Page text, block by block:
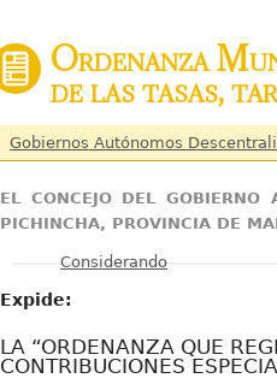
Ordenanza
de las tasas,
Gobiernos Autónomos
EL CONCEJO DEL GOBIERNO
PICHINCHA, PROVINCIA DE
Mostrar
Considerando
Expide:
LA “ORDENANZA QUE
CONTRIBUCIONES